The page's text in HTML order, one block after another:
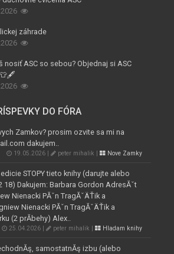
záhrade
nosiť ASC so sebou? Objednaj si ASC
👕🖋️
DO FÓRA
Zamkov? prosim ozvite sa mi na
dakujem..
19.05.2026 | peter mihalik | Nove Zamky
STOPY tieto knihy (darujte alebo
18) Dakujem: Barbara Gordon AdresĂˇt
Nienacki PĂˇn TragĂˇÄŤik a
Nienacki PĂˇn TragĂˇÄŤik a
(2 prĂ­behy) Alex..
25.04.2026 | peter mihalik | Hladam knihy
samostatnĂş izbu (alebo